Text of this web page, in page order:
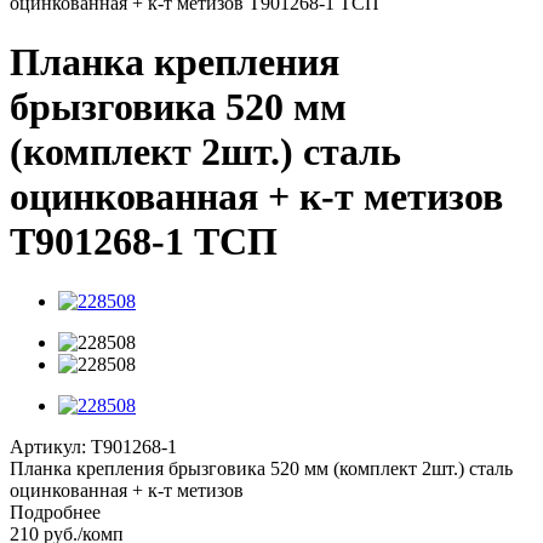
Планка крепления
брызговика 520 мм
(комплект 2шт.) сталь
оцинкованная + к-т метизов
T901268-1 ТСП
Артикул: T901268-1
Планка крепления брызговика 520 мм (комплект 2шт.) сталь
оцинкованная + к-т метизов
Подробнее
210 руб./комп